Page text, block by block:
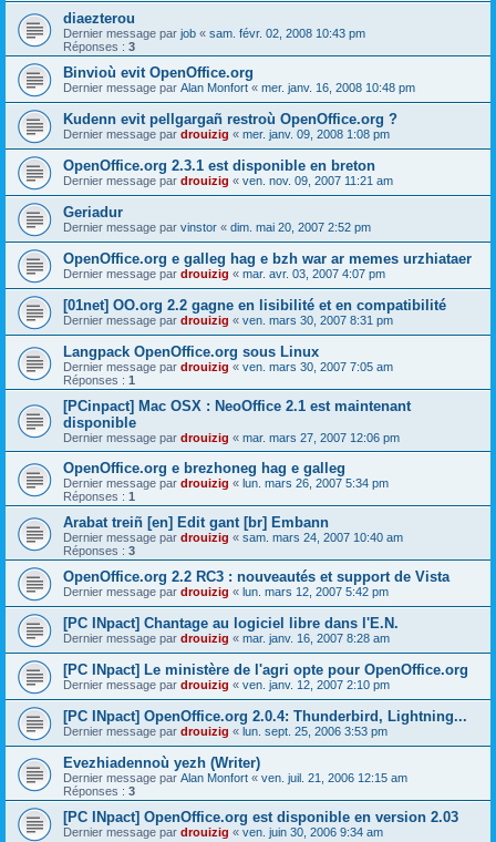
diaezterou
Dernier message par job « sam. févr. 02, 2008 10:43 pm
Réponses : 3
Binvioù evit OpenOffice.org
Dernier message par Alan Monfort « mer. janv. 16, 2008 10:48 pm
Kudenn evit pellgargañ restroù OpenOffice.org ?
Dernier message par drouizig « mer. janv. 09, 2008 1:08 pm
OpenOffice.org 2.3.1 est disponible en breton
Dernier message par drouizig « ven. nov. 09, 2007 11:21 am
Geriadur
Dernier message par vinstor « dim. mai 20, 2007 2:52 pm
OpenOffice.org e galleg hag e bzh war ar memes urzhiataer
Dernier message par drouizig « mar. avr. 03, 2007 4:07 pm
[01net] OO.org 2.2 gagne en lisibilité et en compatibilité
Dernier message par drouizig « ven. mars 30, 2007 8:31 pm
Langpack OpenOffice.org sous Linux
Dernier message par drouizig « ven. mars 30, 2007 7:05 am
Réponses : 1
[PCinpact] Mac OSX : NeoOffice 2.1 est maintenant
disponible
Dernier message par drouizig « mar. mars 27, 2007 12:06 pm
OpenOffice.org e brezhoneg hag e galleg
Dernier message par drouizig « lun. mars 26, 2007 5:34 pm
Réponses : 1
Arabat treiñ [en] Edit gant [br] Embann
Dernier message par drouizig « sam. mars 24, 2007 10:40 am
Réponses : 3
OpenOffice.org 2.2 RC3 : nouveautés et support de Vista
Dernier message par drouizig « lun. mars 12, 2007 5:42 pm
[PC INpact] Chantage au logiciel libre dans l'E.N.
Dernier message par drouizig « mar. janv. 16, 2007 8:28 am
[PC INpact] Le ministère de l'agri opte pour OpenOffice.org
Dernier message par drouizig « ven. janv. 12, 2007 2:10 pm
[PC INpact] OpenOffice.org 2.0.4: Thunderbird, Lightning...
Dernier message par drouizig « lun. sept. 25, 2006 3:53 pm
Evezhiadennoù yezh (Writer)
Dernier message par Alan Monfort « ven. juil. 21, 2006 12:15 am
Réponses : 3
[PC INpact] OpenOffice.org est disponible en version 2.03
Dernier message par drouizig « ven. juin 30, 2006 9:34 am